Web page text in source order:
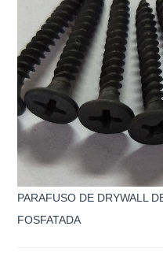
PARAFUSO DE DRYWALL
FOSFATADA